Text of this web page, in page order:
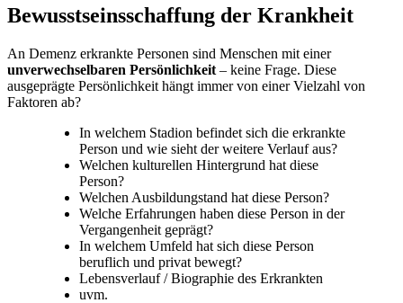
Bewusstseinsschaffung der Krankheit
An Demenz erkrankte Personen sind Menschen mit einer
unverwechselbaren Persönlichkeit – keine Frage. Diese
ausgeprägte Persönlichkeit hängt immer von einer Vielzahl von
Faktoren ab?
In welchem Stadion befindet sich die erkrankte
Person und wie sieht der weitere Verlauf aus?
Welchen kulturellen Hintergrund hat diese
Person?
Welchen Ausbildungstand hat diese Person?
Welche Erfahrungen haben diese Person in der
Vergangenheit geprägt?
In welchem Umfeld hat sich diese Person
beruflich und privat bewegt?
Lebensverlauf / Biographie des Erkrankten
uvm.